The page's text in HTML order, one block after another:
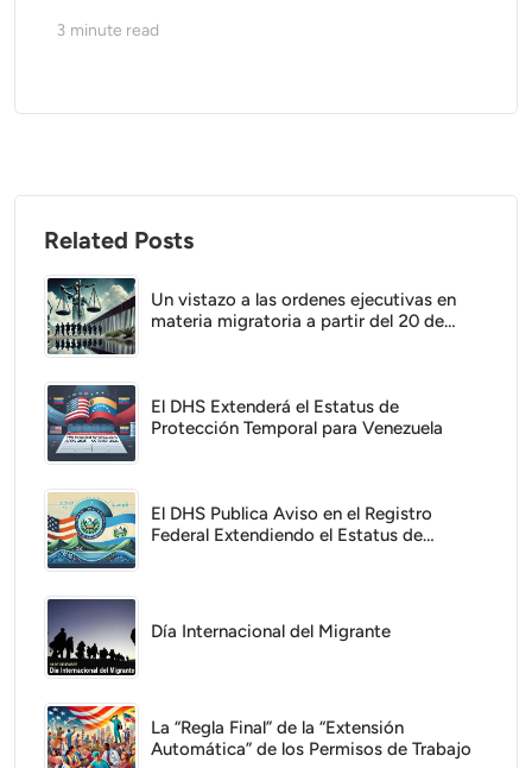
3 minute read
Related Posts
Un vistazo a las ordenes ejecutivas en
materia migratoria a partir del 20 de
El DHS Extenderá el Estatus de
Protección Temporal para Venezuela
El DHS Publica Aviso en el Registro
Federal Extendiendo el Estatus de
Día Internacional del Migrante
La “Regla Final” de la “Extensión
Automática” de los Permisos de Trabajo